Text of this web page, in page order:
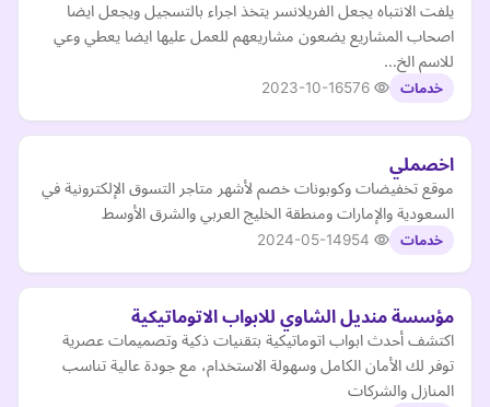
يلفت الانتباه يجعل الفريلانسر يتخذ اجراء بالتسجيل ويجعل ايضا
اصحاب المشاريع يضعون مشاريعهم للعمل عليها ايضا يعطي وعي
للاسم الخ…
خدمات 2023-10-16
اخصملي
موقع تخفيضات وكوبونات خصم لأشهر متاجر التسوق الإلكترونية في
السعودية والإمارات ومنطقة الخليج العربي والشرق الأوسط
خدمات 2024-05-14
مؤسسة منديل الشاوي للابواب الاتوماتيكية
اكتشف أحدث ابواب اتوماتيكية بتقنيات ذكية وتصميمات عصرية
توفر لك الأمان الكامل وسهولة الاستخدام، مع جودة عالية تناسب
المنازل والشركات